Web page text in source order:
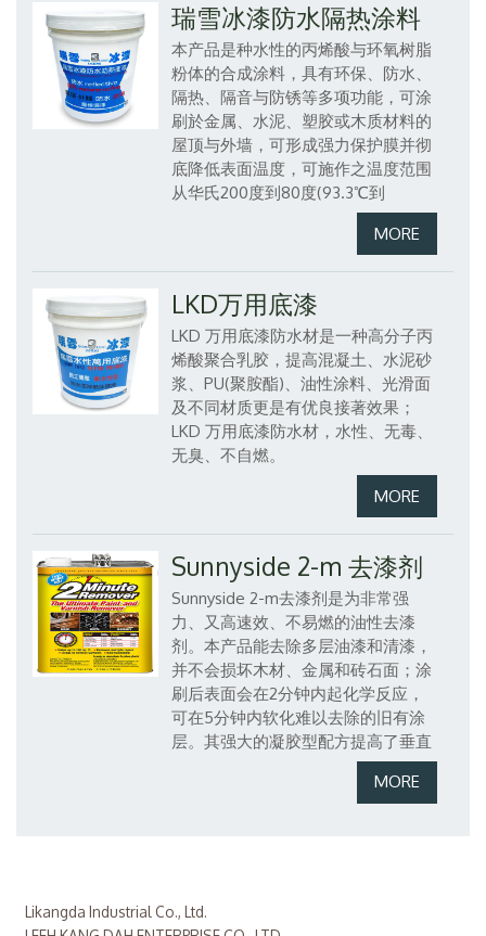
瑞雪冰漆防水隔热涂料
本产品是种水性的丙烯酸与环氧树脂
粉体的合成涂料，具有环保、防水、
隔热、隔音与防锈等多项功能，可涂
刷於金属、水泥、塑胶或木质材料的
屋顶与外墙，可形成强力保护膜并彻
底降低表面温度，可施作之温度范围
从华氏200度到80度(93.3℃到
LKD万用底漆
LKD 万用底漆防水材是一种高分子丙
烯酸聚合乳胶，提高混凝土、水泥砂
浆、PU(聚胺酯)、油性涂料、光滑面
及不同材质更是有优良接著效果；
LKD 万用底漆防水材，水性、无毒、
无臭、不自燃。
Sunnyside 2-m 去漆剂
Sunnyside 2-m去漆剂是为非常强
力、又高速效、不易燃的油性去漆
剂。本产品能去除多层油漆和清漆，
并不会损坏木材、金属和砖石面；涂
刷后表面会在2分钟内起化学反应，
可在5分钟内软化难以去除的旧有涂
层。其强大的凝胶型配方提高了垂直
Likangda Industrial Co., Ltd.